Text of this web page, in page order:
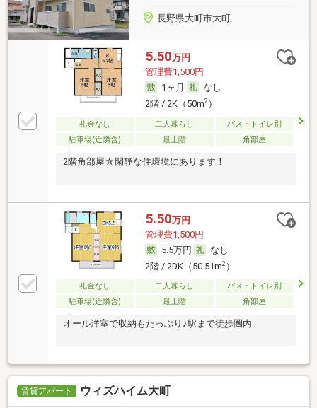
長野県大町市大町
5.50万円
管理費1,500円
1ヶ月
なし
2階 / 2K（50m2）
礼金なし 二人暮らし
バス・トイレ別
駐車場(近隣含)
最上階 角部屋
2階角部屋☆閑静な住環境にあります！
5.50万円
管理費1,500円
5.5万円
なし
2階 / 2DK（50.51m2）
礼金なし 二人暮らし
バス・トイレ別
駐車場(近隣含)
最上階 角部屋
オール洋室で収納もたっぷり♪駅まで徒歩圏内
賃貸アパート ウィズハイム大町